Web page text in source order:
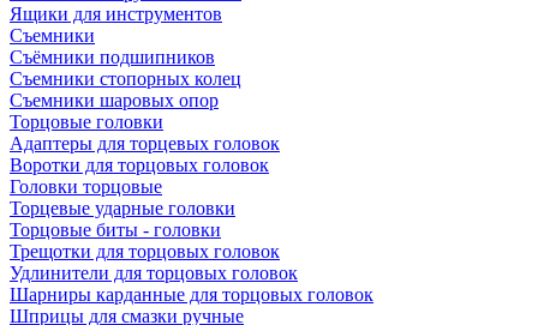
Ящики для инструментов
Съемники
Съёмники подшипников
Съемники стопорных колец
Съемники шаровых опор
Торцовые головки
Адаптеры для торцевых головок
Воротки для торцовых головок
Головки торцовые
Торцевые ударные головки
Торцовые биты - головки
Трещотки для торцовых головок
Удлинители для торцовых головок
Шарниры карданные для торцовых головок
Шприцы для смазки ручные